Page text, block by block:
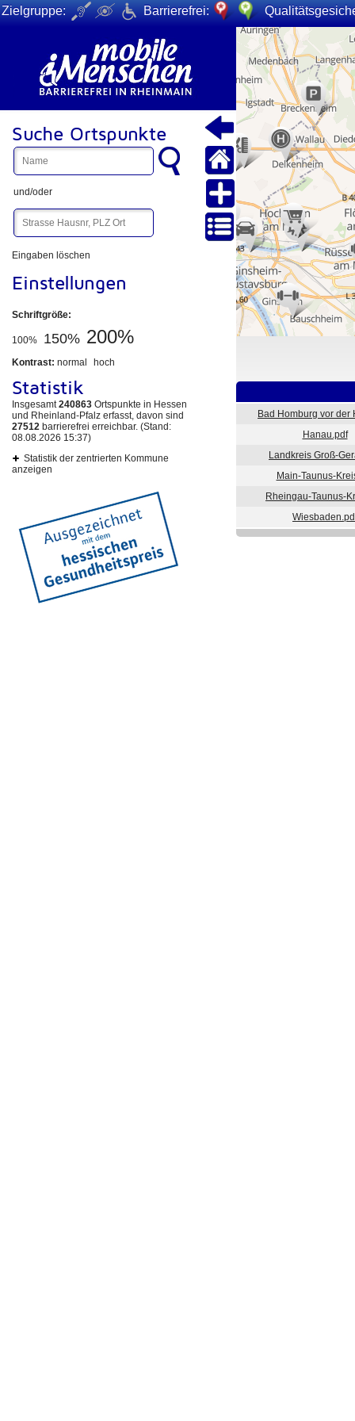
Zielgruppe: Barrierefrei:
Suche Ortspunkte
und/oder
Eingaben löschen
Einstellungen
Schriftgröße:
100% 150% 200%
Kontrast: normal hoch
Statistik
Insgesamt240863 Ortspunkte in Hessen
und Rheinland-Pfalz erfasst, davon sind
27512 barrierefrei erreichbar. (Stand:
08.08.2026 15:37)
Statistik der zentrierten Kommune
anzeigen
Bad Homburg vor der
Hanau.pdf
Landkreis Groß-
Main-Taunus-
Rheingau-Taunus-